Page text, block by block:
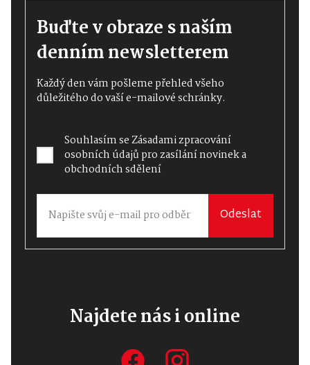
Buďte v obraze s naším
denním newsletterem
Každý den vám pošleme přehled všeho
důležitého do vaší e-mailové schránky.
Souhlasím seZásadami zpracování
osobních údajůpro zasílání novinek a
obchodních sdělení
Odeslat
Najdete nás i online